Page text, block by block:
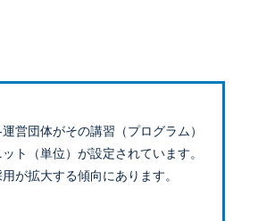
営団体がその講習（プログラム）
ト（単位）が設定されています。
が拡大する傾向にあります。